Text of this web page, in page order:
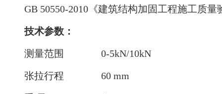
GB 50550-2010《建筑结构加固工程施工质量
技术参数：
测量范围 0-5kN/10kN
张拉行程 60 mm